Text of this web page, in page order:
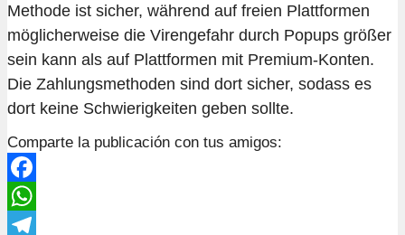
Methode ist sicher, während auf freien Plattformen
möglicherweise die Virengefahr durch Popups größer
sein kann als auf Plattformen mit Premium-Konten.
Die Zahlungsmethoden sind dort sicher, sodass es
dort keine Schwierigkeiten geben sollte.
Comparte la publicación con tus amigos:
Facebook
WhatsApp